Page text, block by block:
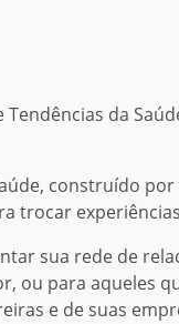
da
construído
trocar
sua rede de
ou para aqueles
e de suas